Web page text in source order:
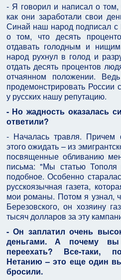
- Я говорил и написал о том,
как они заработали свои
Синай наш народ подписал с
о том, что десять
отдавать голодным и
народ рухнул в голод и
отдать десять процентов
отчаянном положении.
продемонстрировать России
у русских нашу репутацию.
- Но жадность оказалась
ответили?
- Началась травля. Причем
этого ожидать – из
посвященные обливанию
письма: "Мы статью
подобное. Особенно
русскоязычная газета,
мои романы. Потом я узнал,
Березовского, он хозяину
тысяч долларов за эту
- Он заплатил очень
деньгами. А почему
переехать? Все-таки,
Нетанию – это еще один
бросили.